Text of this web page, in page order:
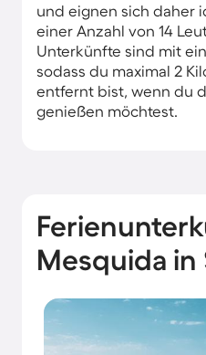
und eignen sich daher
einer Anzahl von 14
Unterkünfte sind mit
sodass du maximal 2
entfernt bist, wenn du
genießen möchtest.
Mesquida in